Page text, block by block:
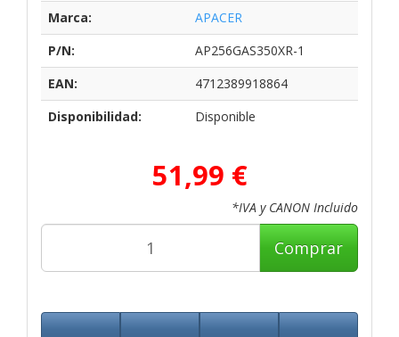
Marca:
APACER
P/N:
AP256GAS350XR-1
EAN:
4712389918864
Disponibilidad:
Disponible
51,99 €
*IVA y CANON Incluido
Comprar